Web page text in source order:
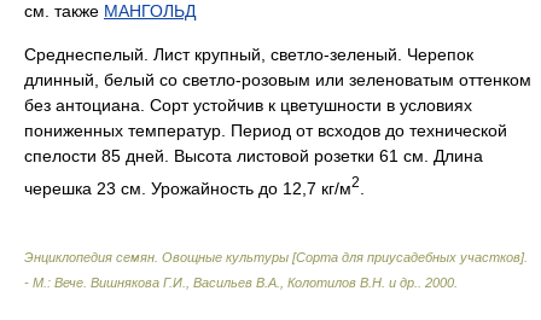
см. также МАНГОЛЬД
Среднеспелый. Лист крупный, светло-зеленый. Черепок
длинный, белый со светло-розовым или зеленоватым оттенком
без антоциана. Сорт устойчив к цветушности в условиях
пониженных температур. Период от всходов до технической
спелости 85 дней. Высота листовой розетки 61 см. Длина
черешка 23 см. Урожайность до 12,7 кг/м2
Энциклопедия семян. Овощные культуры [Сорта для приусадебных участков].
- М.: Вече Вишнякова Г.И., Васильев В.А., Колотилов В.Н. и др. 2000